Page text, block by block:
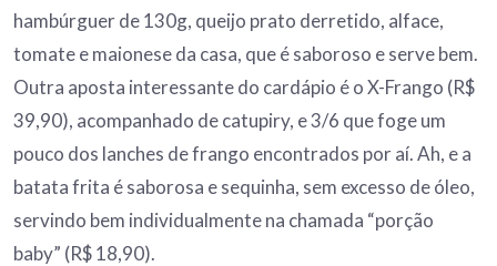
hambúrguer de 130g, queijo prato derretido, alface,
tomate e maionese da casa, que é saboroso e serve bem.
Outra aposta interessante do cardápio é o X-Frango (R$
39,90), acompanhado de catupiry, e 3/6 que foge um
pouco dos lanches de frango encontrados por aí. Ah, e a
batata frita é saborosa e sequinha, sem excesso de óleo,
servindo bem individualmente na chamada “porção
baby” (R$ 18,90).